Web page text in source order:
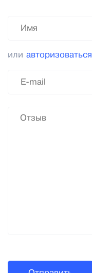
или авторизоваться